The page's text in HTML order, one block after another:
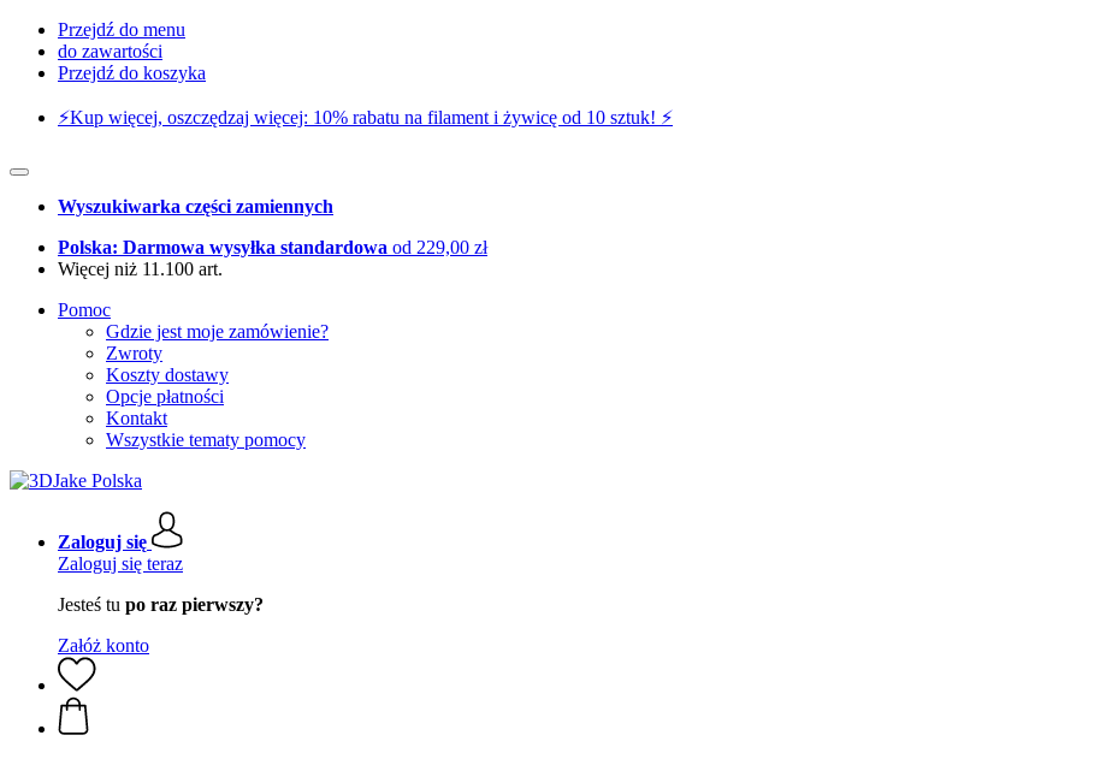
Przejdź do menu
do zawartości
Przejdź do koszyka
⚡️Kup więcej, oszczędzaj więcej: 10% rabatu na filament i żywicę od 10 sztuk! ⚡️
Wyszukiwarka części zamiennych
Polska: Darmowa wysyłka standardowa od 229,00 zł
Więcej niż 11.100 art.
Pomoc
Gdzie jest moje zamówienie?
Zwroty
Koszty dostawy
Opcje płatności
Kontakt
Wszystkie tematy pomocy
Zaloguj się
Zaloguj się teraz
Jesteś tu po raz pierwszy?
Załóż konto